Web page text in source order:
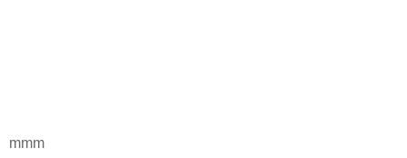
mmm